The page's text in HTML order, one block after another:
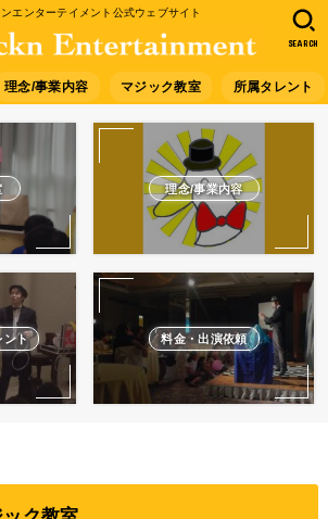
エンターテイメント公式ウェブサイト
理念/事業内容 マジック教室 所属タレント
SEARCH
理念/事業内容
ント 料金・出演依頼